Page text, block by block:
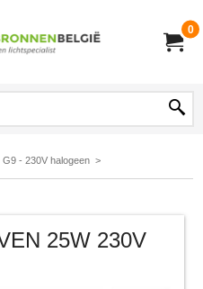
0
G9 - 230V halogeen >
25W 230V